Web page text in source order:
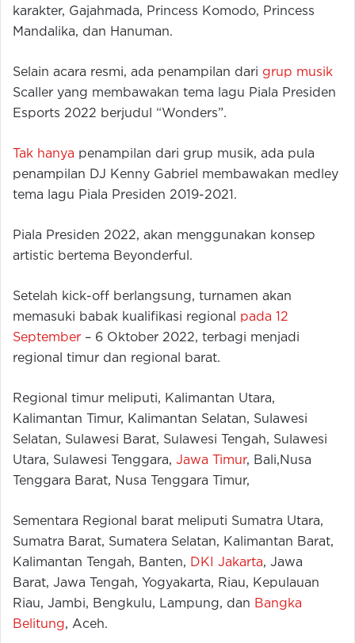
karakter, Gajahmada, Princess Komodo, Princess
Mandalika, dan Hanuman.
Selain acara resmi, ada penampilan dari grup musik
Scaller yang membawakan tema lagu Piala Presiden
Esports 2022 berjudul “Wonders”.
Tak hanya penampilan dari grup musik, ada pula
penampilan DJ Kenny Gabriel membawakan medley
tema lagu Piala Presiden 2019-2021.
Piala Presiden 2022, akan menggunakan konsep
artistic bertema Beyonderful.
Setelah kick-off berlangsung, turnamen akan
memasuki babak kualifikasi regional pada 12
September – 6 Oktober 2022, terbagi menjadi
regional timur dan regional barat.
Regional timur meliputi, Kalimantan Utara,
Kalimantan Timur, Kalimantan Selatan, Sulawesi
Selatan, Sulawesi Barat, Sulawesi Tengah, Sulawesi
Utara, Sulawesi Tenggara, Jawa Timur, Bali,Nusa
Tenggara Barat, Nusa Tenggara Timur,
Sementara Regional barat meliputi Sumatra Utara,
Sumatra Barat, Sumatera Selatan, Kalimantan Barat,
Kalimantan Tengah, Banten, DKI Jakarta, Jawa
Barat, Jawa Tengah, Yogyakarta, Riau, Kepulauan
Riau, Jambi, Bengkulu, Lampung, dan Bangka
Belitung, Aceh.